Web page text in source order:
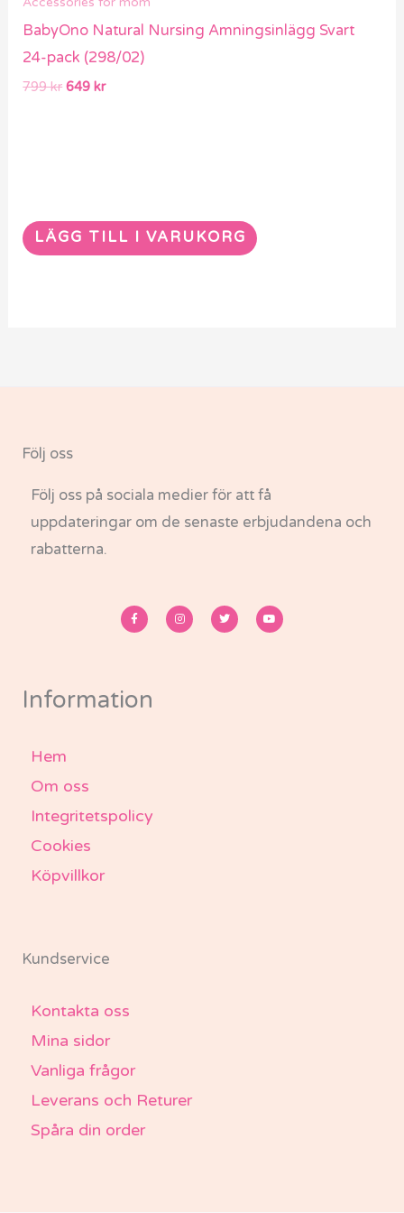
BabyOno Natural Nursing Amningsinlägg Svart
24-pack (298/02)
799kr
799 kr.
649kr
649 kr.
LÄGG TILL I VARUKORG
Följ oss
Följ oss på sociala medier för att få
uppdateringar om de senaste erbjudandena och
rabatterna.
a
c
e
f
n
s
t
w
i
t
o
u
t
Information
Hem
Om oss
Integritetspolicy
Cookies
Köpvillkor
Kundservice
Kontakta oss
Mina sidor
Vanliga frågor
Leverans och Returer
Spåra din order